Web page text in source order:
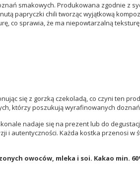
smakowych. Produkowana zgodnie z
papryczki chili tworząc wyjątkową
co sprawia, że ma niepowtarzalną
się z gorzką czekoladą, co czyni ten
którzy poszukują wyrafinowanych
nadaje się na prezent lub do
i autentyczności. Każda kostka przenosi w
owoców, mleka i soi. Kakao min.